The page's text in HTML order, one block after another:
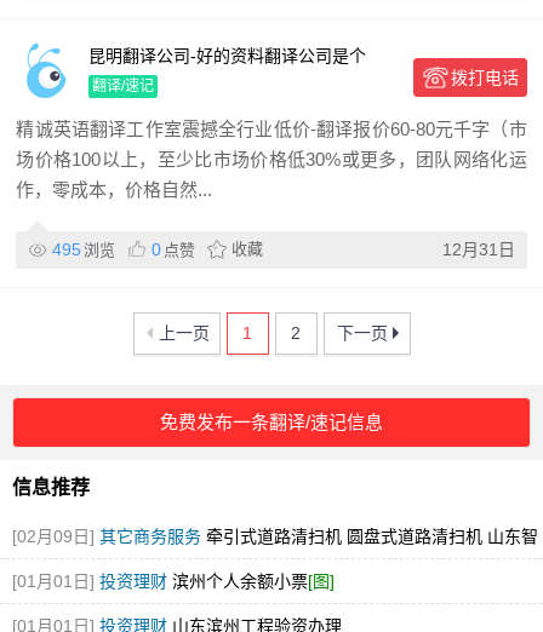
昆明翻译公司-好的资料翻译公司是个
翻译/速记 拨打电话
精诚英语翻译工作室震撼全行业低价-翻译报价60-80元千字（市
场价格100以上，至少比市场价格低30%或更多，团队网络化运
作，零成本，价格自然...
495 浏览 0 点赞 收藏 12月31日
上一页 1 2 下一页
免费发布一条翻译/速记信息
信息推荐
[02月09日] 其它商务服务 牵引式道路清扫机 圆盘式道路清扫机 山东智
行环卫 厂家直销[图]
[01月01日] 投资理财 滨州个人余额小票[图]
[01月01日] 投资理财 山东滨州工程验资办理